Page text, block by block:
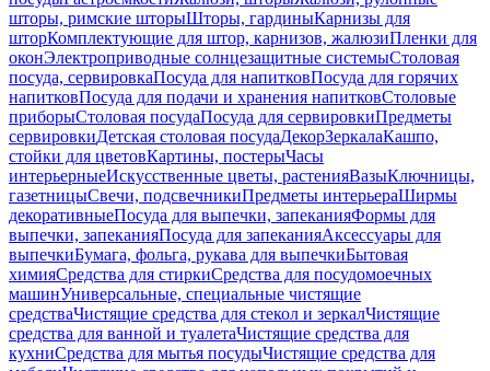
шторы, римские шторыШторы, гардиныКарнизы для
шторКомплектующие для штор, карнизов, жалюзиПленки для
оконЭлектроприводные солнцезащитные системыСтоловая
посуда, сервировкаПосуда для напитковПосуда для горячих
напитковПосуда для подачи и хранения напитковСтоловые
приборыСтоловая посудаПосуда для сервировкиПредметы
сервировкиДетская столовая посудаДекорЗеркалаКашпо,
стойки для цветовКартины, постерыЧасы
интерьерныеИскусственные цветы, растенияВазыКлючницы,
газетницыСвечи, подсвечникиПредметы интерьераШирмы
декоративныеПосуда для выпечки, запеканияФормы для
выпечки, запеканияПосуда для запеканияАксессуары для
выпечкиБумага, фольга, рукава для выпечкиБытовая
химияСредства для стиркиСредства для посудомоечных
машинУниверсальные, специальные чистящие
средстваЧистящие средства для стекол и зеркалЧистящие
средства для ванной и туалетаЧистящие средства для
кухниСредства для мытья посудыЧистящие средства для